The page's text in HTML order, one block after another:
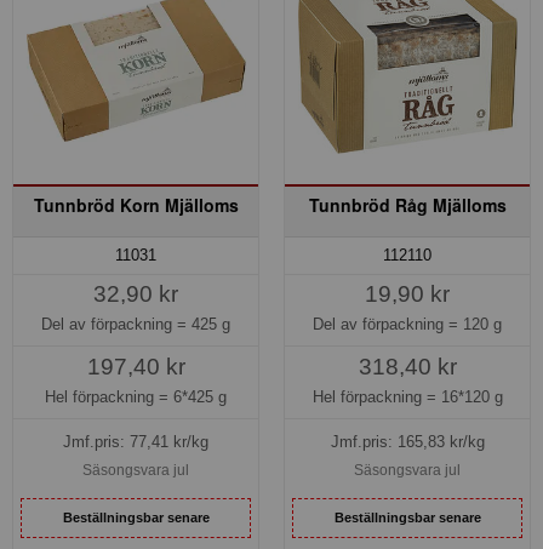
Tunnbröd Korn Mjälloms
11031
32,90 kr
Del av förpackning = 425 g
197,40 kr
Hel förpackning = 6*425 g
Jmf.pris: 77,41 kr/kg
Säsongsvara jul
Beställningsbar senare
Tunnbröd Råg Mjälloms
112110
19,90 kr
Del av förpackning = 120 g
318,40 kr
Hel förpackning = 16*120 g
Jmf.pris: 165,83kr/kg
Säsongsvara jul
Beställningsbar senare